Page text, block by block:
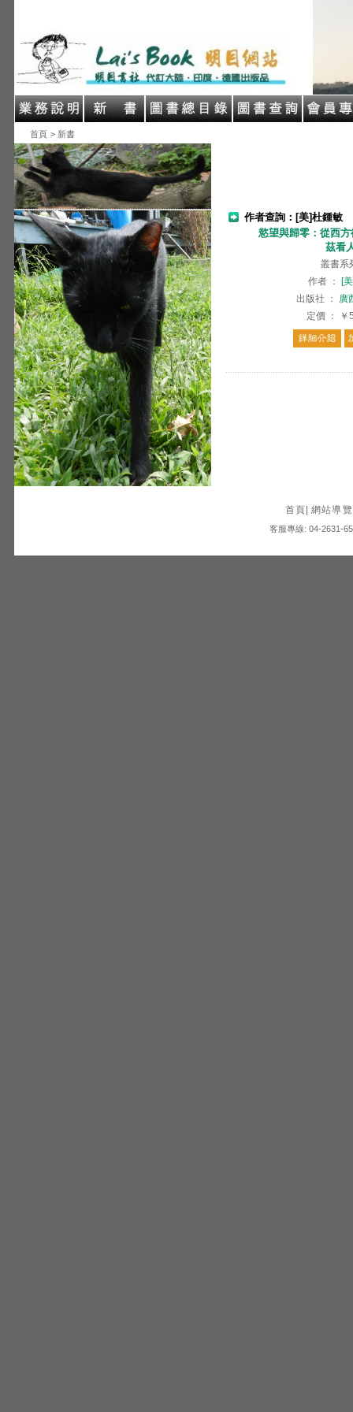
首頁 > 新書
作者查詢：[美]杜鍾敏
慾望與歸零：從西
茲看
叢書系
作者 ：
[
出版社
：
廣
定價 ： ￥
首頁 網站導覽
客服專線: 04-2631-